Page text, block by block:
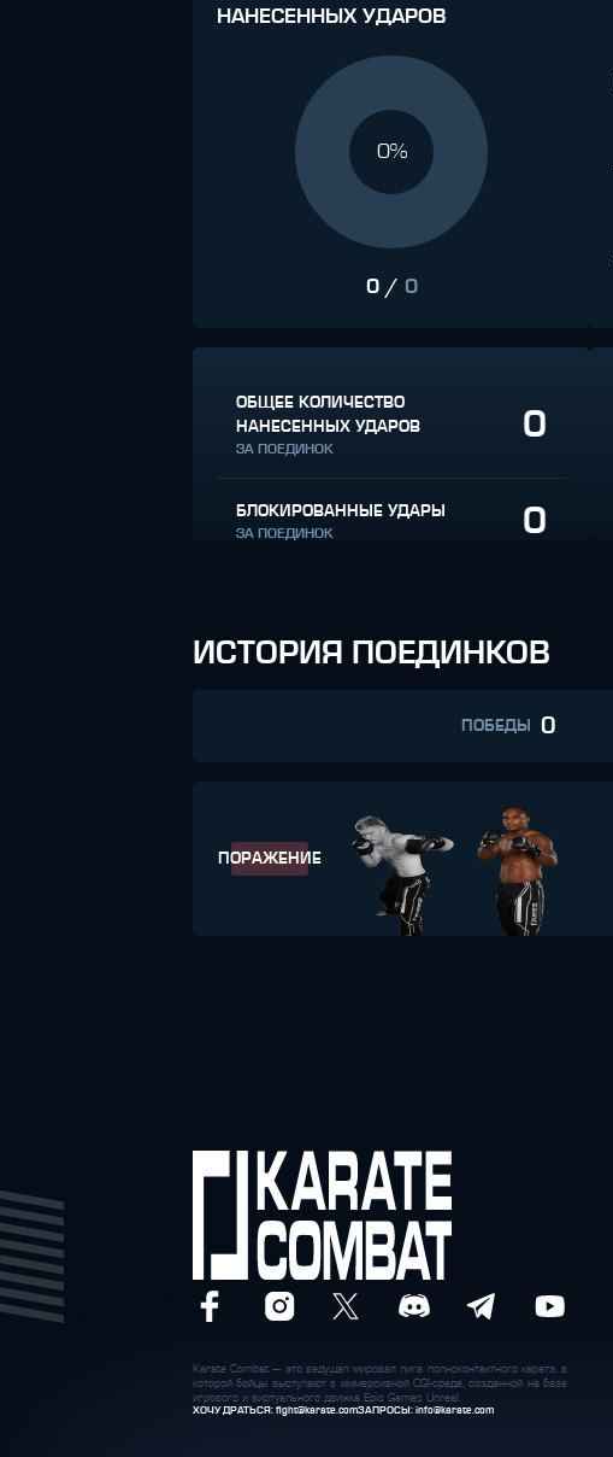
НАНЕСЕННЫХ УДАРОВ
0%
0/ 0
ОБЩЕЕ КОЛИЧЕСТВО
НАНЕСЕННЫХ УДАРОВ
ЗА ПОЕДИНОК
0
БЛОКИРОВАННЫЕ УДАРЫ
ЗА ПОЕДИНОК 0
ИСТОРИЯ ПОЕДИНКОВ
ПОБЕДЫ 0
ПОРАЖЕНИЕ
Karate Combat — это ведущая мировая лига полноконтактного каратэ, в
которой бойцы выступают в иммерсивной CGI-среде, созданной на базе
игрового и виртуального движка Epic Games Unreal.
ХОЧУ ДРАТЬСЯ: fight@karate.comЗАПРОСЫ: info@karate.com